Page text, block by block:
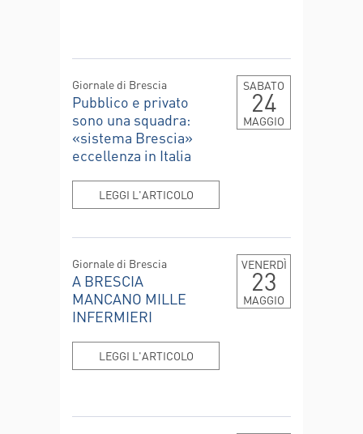
Giornale di Brescia
Pubblico e privato
sono una squadra:
«sistema Brescia»
eccellenza in Italia
LEGGI L'ARTICOLO
SABATO
24
MAGGIO
Giornale di Brescia
A BRESCIA
MANCANO MILLE
INFERMIERI
LEGGI L'ARTICOLO
VENERDÌ
23
MAGGIO